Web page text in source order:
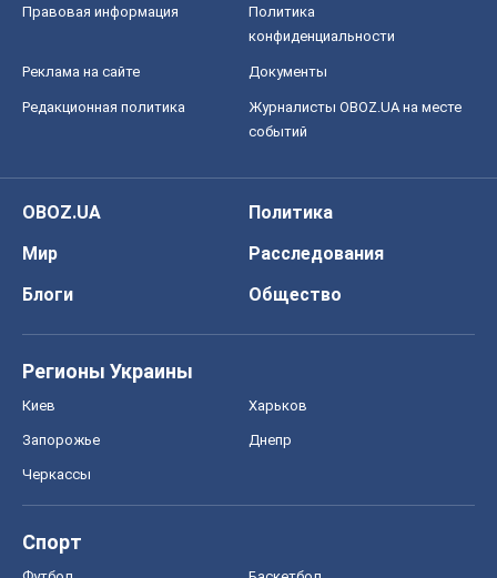
Правовая информация
Политика
конфиденциальности
Реклама на сайте Документы
Редакционная политика
Журналисты OBOZ.UA на месте
событий
OBOZ.UA
Политика
Мир
Расследования
Блоги
Общество
Регионы Украины
Киев Харьков
Запорожье Днепр
Черкассы
Спорт